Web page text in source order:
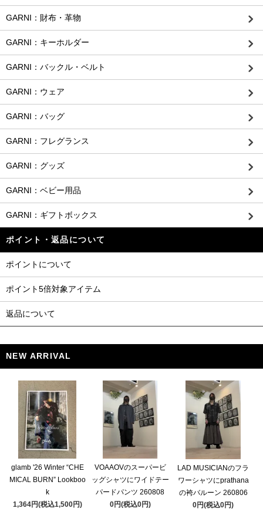
GARNI：財布・革物
GARNI：キーホルダー
GARNI：バックル・ベルト
GARNI：ウェア
GARNI：バッグ
GARNI：フレグランス
GARNI：グッズ
GARNI：ベビー用品
GARNI：ギフトボックス
ポイント・返品について
ポイントについて
ポイント5倍対象アイテム
返品について
NEW ARRIVAL
glamb '26 Winter “CHE
MICAL BURN” Lookboo
k
1,364円(税込1,500円)
VOAAOVのスーパービ
ッグシャツにワイドテー
パードパンツ 260808
0円(税込0円)
LAD MUSICIANのフラ
ワーシャツにprathana
の袴バルーン 260806
0円(税込0円)